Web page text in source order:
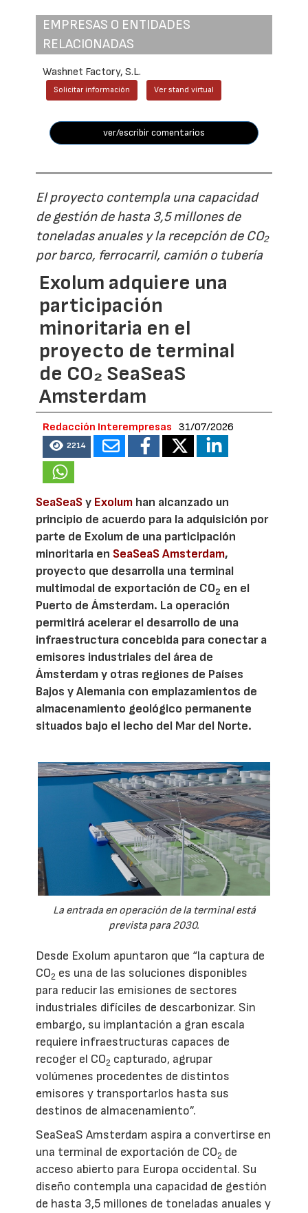
EMPRESAS O ENTIDADES
RELACIONADAS
Washnet Factory, S.L.
Solicitar información Ver stand virtual
ver/escribir comentarios
El proyecto contempla una capacidad
de gestión de hasta 3,5 millones de
toneladas anuales y la recepción de CO₂
por barco, ferrocarril, camión o tubería
Exolum adquiere una
participación
minoritaria en el
proyecto de terminal
de CO₂ SeaSeaS
Amsterdam
Redacción Interempresas 31/07/2026
2214
SeaSeaSy Exolum han alcanzado un
principio de acuerdo para la adquisición por
parte de Exolum de una participación
minoritaria en SeaSeaS Amsterdam,
proyecto que desarrolla una terminal
multimodal de exportación de CO2 en el
Puerto de Ámsterdam. La operación
permitirá acelerar el desarrollo de una
infraestructura concebida para conectar a
emisores industriales del área de
Ámsterdam y otras regiones de Países
Bajos y Alemania con emplazamientos de
almacenamiento geológico permanente
situados bajo el lecho del Mar del Norte.
La entrada en operación de la terminal está
prevista para 2030.
Desde Exolum apuntaron que “la captura de
CO2 es una de las soluciones disponibles
para reducir las emisiones de sectores
industriales difíciles de descarbonizar. Sin
embargo, su implantación a gran escala
requiere infraestructuras capaces de
recoger el CO2 capturado, agrupar
volúmenes procedentes de distintos
emisores y transportarlos hasta sus
destinos de almacenamiento”.
SeaSeaS Amsterdam aspira a convertirse en
una terminal de exportación de CO2 de
acceso abierto para Europa occidental. Su
diseño contempla una capacidad de gestión
de hasta 3,5 millones de toneladas anuales y